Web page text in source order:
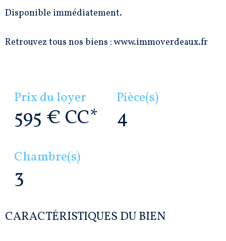
Disponible immédiatement.
Retrouvez tous nos biens : www.immoverdeaux.fr
Prix du loyer
595 € CC*
Pièce(s)
4
Chambre(s)
3
CARACTÉRISTIQUES DU BIEN